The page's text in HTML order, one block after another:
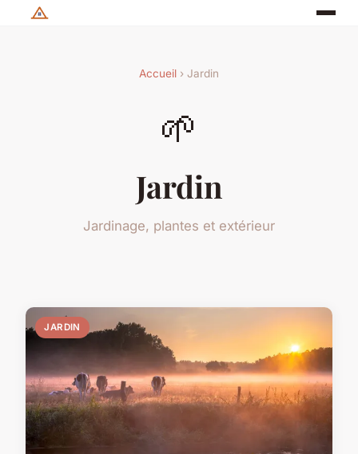
Accueil › Jardin
🌱
Jardin
Jardinage, plantes et extérieur
JARDIN